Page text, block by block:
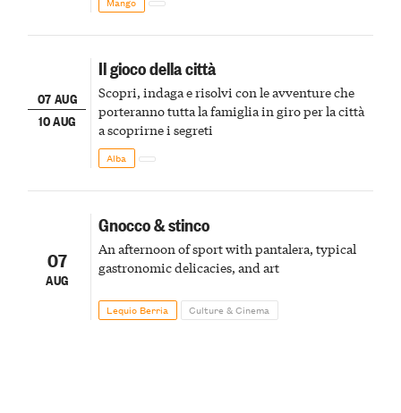
07 AUG
10 AUG
Il gioco della città
Scopri, indaga e risolvi con le avventure che
porteranno tutta la famiglia in giro per la città
a scoprirne i segreti
Alba
07
AUG
Gnocco & stinco
An afternoon of sport with pantalera, typical
gastronomic delicacies, and art
Lequio Berria Culture & Cinema